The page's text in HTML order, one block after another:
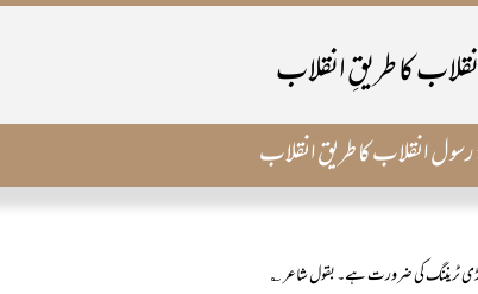
کا طریقِ انقلاب
رسول انقلاب کا طریق انقلاب
ٹریننگ کی ضرورت ہے۔ بقول شاعر ؎